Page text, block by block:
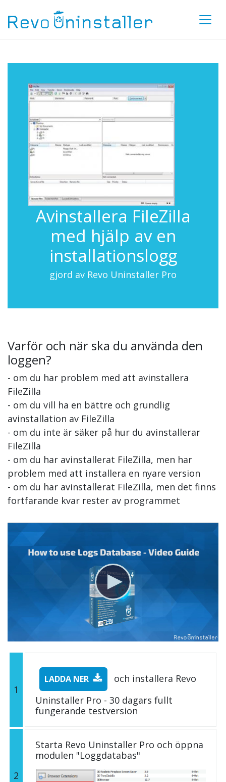
Avinstallera FileZilla
med hjälp av en
installationslogg
gjord av Revo Uninstaller Pro
Varför och när ska du använda den
loggen?
- om du har problem med att avinstallera
FileZilla
- om du vill ha en bättre och grundlig
avinstallation av FileZilla
- om du inte är säker på hur du avinstallerar
FileZilla
- om du har avinstallerat FileZilla, men har
problem med att installera en nyare version
- om du har avinstallerat FileZilla, men det finns
fortfarande kvar rester av programmet
1
LADDA NER
och installera Revo
Uninstaller Pro - 30 dagars fullt
fungerande testversion
2
Starta Revo Uninstaller Pro och öppna
modulen "Loggdatabas"